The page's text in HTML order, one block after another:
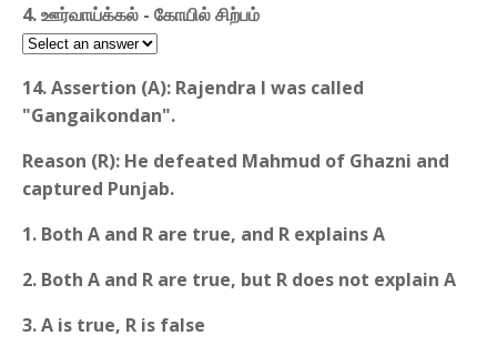
4. ஊர்வாய்க்கல் - கோயில் சிற்பம்
14. Assertion (A): Rajendra I was called
"Gangaikondan".
Reason (R): He defeated Mahmud of Ghazni and
captured Punjab.
1. Both A and R are true, and R explains A
2. Both A and R are true, but R does not explain A
3. A is true, R is false